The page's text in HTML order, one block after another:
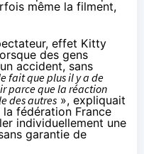
même la filment,
, effet Kitty
des gens
accident, sans
fait que plus il y a de
parce que la réaction
des autres », expliquait
fédération France
individuellement une
garantie de